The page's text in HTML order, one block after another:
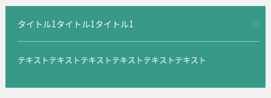
タイトル1タイトル1タイトル1
テキストテキストテキストテキストテキストテキスト